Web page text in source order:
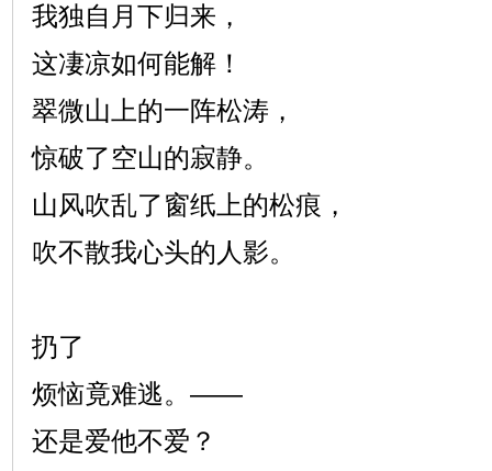
我独自月下归来，
这凄凉如何能解！
翠微山上的一阵松涛，
惊破了空山的寂静。
山风吹乱了窗纸上的松痕，
吹不散我心头的人影。
扔了
烦恼竟难逃。——
还是爱他不爱？